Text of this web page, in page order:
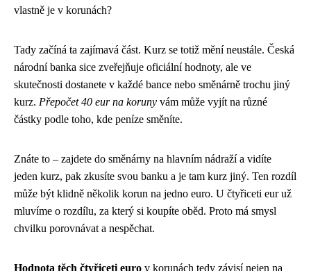
vlastně je v korunách?
Tady začíná ta zajímavá část. Kurz se totiž mění neustále. Česká
národní banka sice zveřejňuje oficiální hodnoty, ale ve
skutečnosti dostanete v každé bance nebo směnárně trochu jiný
kurz. Přepočet 40 eur na koruny vám může vyjít na různé
částky podle toho, kde peníze směníte.
Znáte to – zajdete do směnárny na hlavním nádraží a vidíte
jeden kurz, pak zkusíte svou banku a je tam kurz jiný. Ten rozdíl
může být klidně několik korun na jedno euro. U čtyřiceti eur už
mluvíme o rozdílu, za který si koupíte oběd. Proto má smysl
chvilku porovnávat a nespěchat.
Hodnota těch čtyřiceti euro v korunách tedy závisí nejen na